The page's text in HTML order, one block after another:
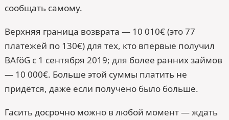
сообщать самому.
Верхняя граница возврата — 10 010€ (это 77
платежей по 130€) для тех, кто впервые получил
BAföG с 1 сентября 2019; для более ранних займов
— 10 000€. Больше этой суммы платить не
придётся, даже если получено было больше.
Гасить досрочно можно в любой момент — ждать